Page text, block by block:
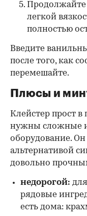
Продолжайте
легкой
полностью
Введите
после того, как
перемешайте.
Плюсы и
Клейстер прост в
нужны сложные
оборудование.
альтернативой
довольно
недорогой:
рядовые
есть дома: